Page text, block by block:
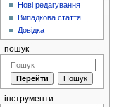
Нові редагування
Випадкова стаття
Довідка
пошук
інструменти